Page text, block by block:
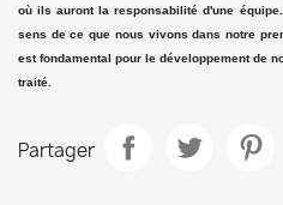
où ils auront la responsabilité d'une
sens de ce que nous vivons dans notre
est fondamental pour le développement de
traité.
Partager